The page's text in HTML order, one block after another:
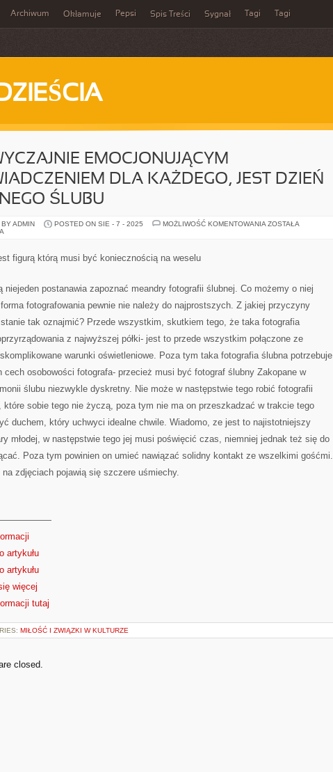
Archiwum Okłamuje Pepsi Spis Treści Sygnał Tagi Tagi
EMOCJONUJĄCYM
DLA KAŻDEGO, JEST DZIEŃ
ŚLUBU
ADMIN POSTED ON SIE - 7 - 2025 MOŻLIWOŚĆ KOMENTOWANIA NIEZWYCZAJNIE
ŚLUBU
ZOSTAŁA
figurą którą musi być koniecznością na weselu
niejeden postanawia zapoznać meandry fotografii ślubnej. Co możemy o niej
forma fotografowania pewnie nie należy do najprostszych. Z jakiej przyczyny
tak oznajmić? Przede wszystkim, skutkiem tego, że taka fotografia
z najwyższej półki- jest to przede wszystkim połączone ze
warunki oświetleniowe. Poza tym taka fotografia ślubna potrzebuje
cech osobowości fotografa- przecież musi być fotograf ślubny Zakopane w
ślubu niezwykle dyskretny. Nie może w następstwie tego robić fotografii
które sobie tego nie życzą, poza tym nie ma on przeszkadzać w trakcie tego
duchem, który uchwyci idealne chwile. Wiadomo, ze jest to najistotniejszy
młodej, w następstwie tego jej musi poświęcić czas, niemniej jednak też się do
Poza tym powinien on umieć nawiązać solidny kontakt ze wszelkimi gośćmi.
na zdjęciach pojawią się szczere uśmiechy.
artykułu
artykułu
więcej
tutaj
MIŁOŚĆ I ZWIĄZKI W KULTURZE
closed.